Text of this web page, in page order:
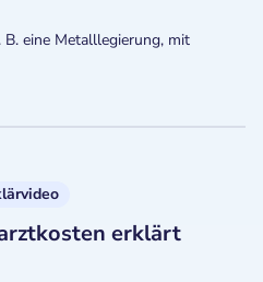
eine Metalllegierung, mit
erklärt